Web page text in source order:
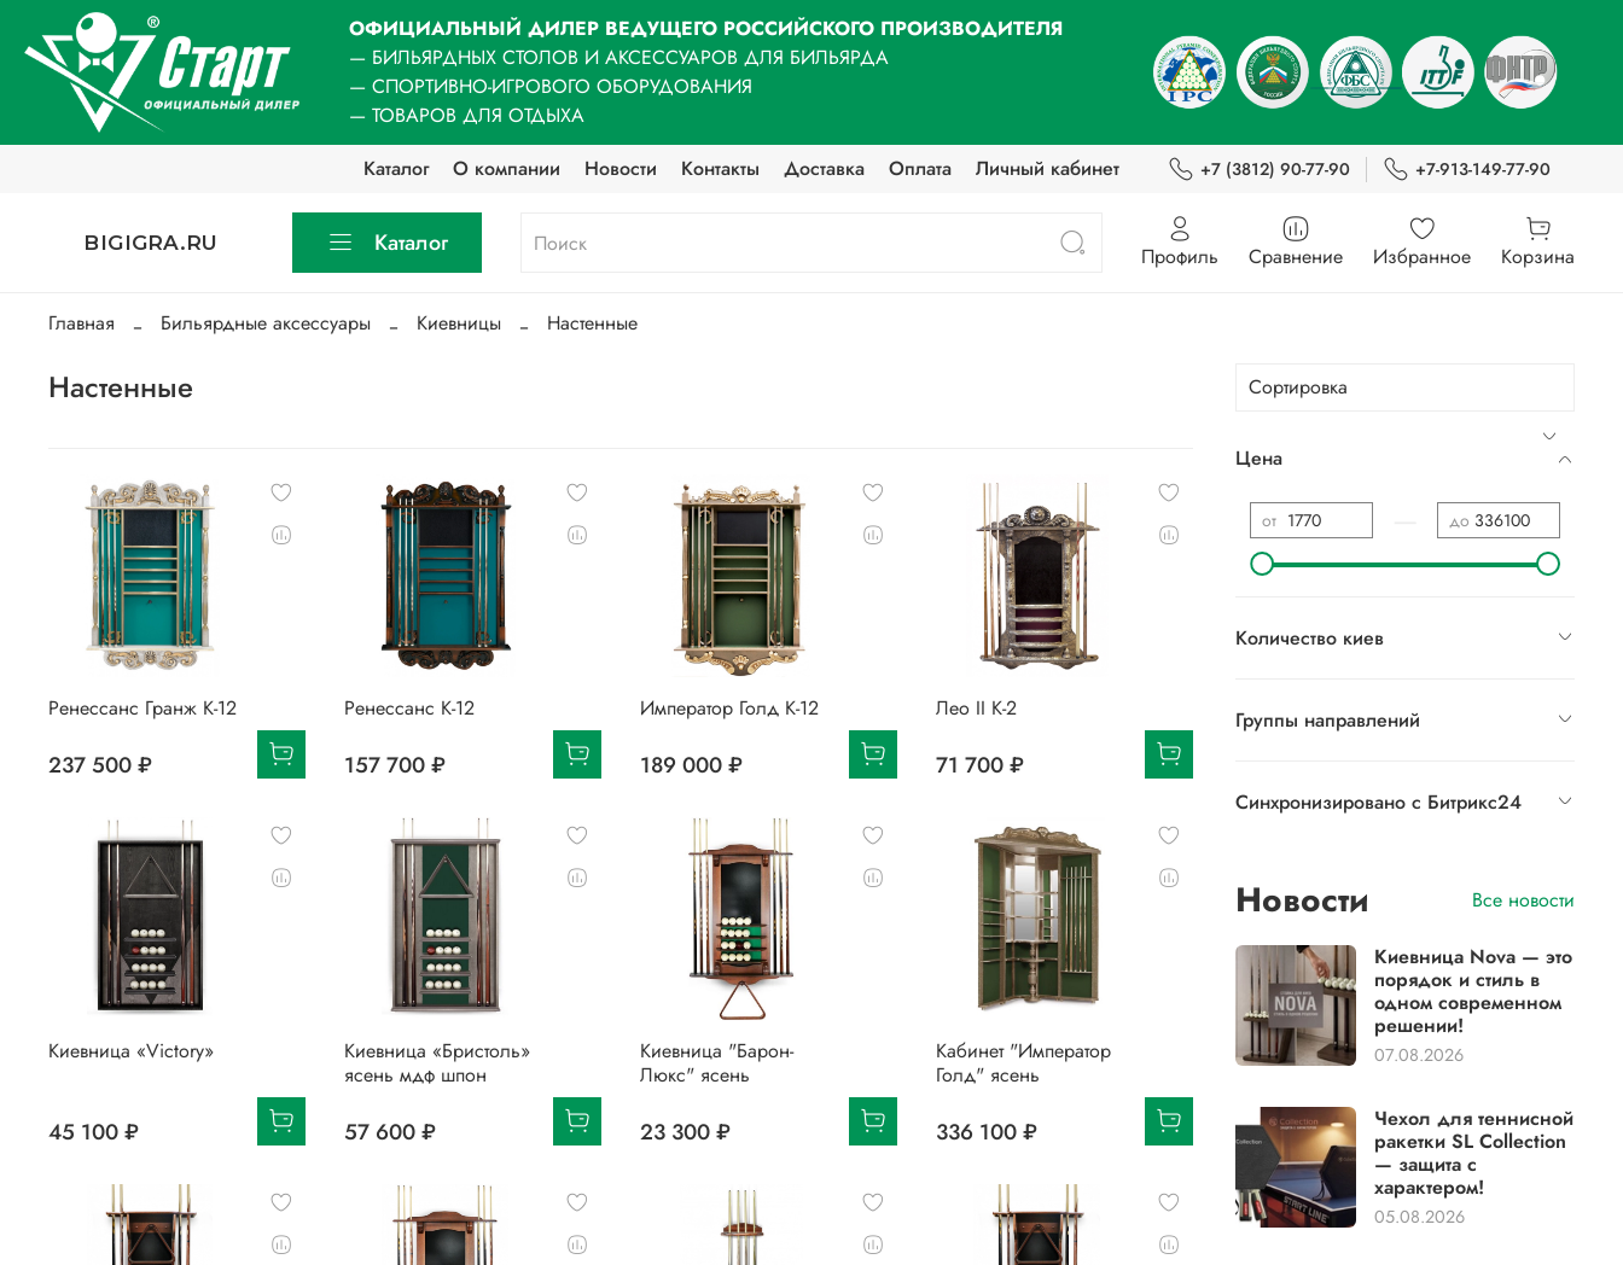
ОФИЦИАЛЬНЫЙ ДИЛЕР ВЕДУЩЕГО РОССИЙСКОГО ПРОИЗВОДИТЕЛЯ
— БИЛЬЯРДНЫХ СТОЛОВ И АКСЕССУАРОВ ДЛЯ БИЛЬЯРДА
— СПОРТИВНО-ИГРОВОГО ОБОРУДОВАНИЯ
— ТОВАРОВ ДЛЯ ОТДЫХА
Каталог
О компании Новости Контакты Доставка Оплата Личный кабинет +7 (3812) 90-77-90 +7-913-149-77-90
BIGIGRA.RU Каталог Профиль Сравнение Избранное Корзина
Главная Бильярдные аксессуары Киевницы Настенные
Настенные
Ренессанс Гранж К-12
237 500 ₽
Ренессанс К-12
157 700 ₽
Император Голд К-12
189 000 ₽
Лео II К-2
71 700 ₽
Киевница «Victory»
45 100 ₽
Киевница «Бристоль»
ясень мдф шпон
57 600 ₽
Киевница "Барон-
Люкс" ясень
23 300 ₽
Кабинет "Император
Голд" ясень
336 100 ₽
Цена
от до
Количество киев
Группы направлений
Синхронизировано с Битрикс24
Новости Все новости
Киевница Nova — это
порядок и стиль в
одном современном
решении!
07.08.2026
Чехол для теннисной
ракетки SL Collection
— защита с
характером!
05.08.2026